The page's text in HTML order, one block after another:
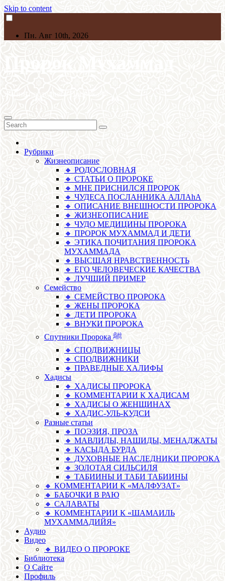
Skip to content
Пн. Авг 10th, 2026
Рубрики
Жизнеописание
🔸 РОДОСЛОВНАЯ
🔸 СТАТЬИ О ПРОРОКЕ
🔸 МНЕ ПРИСНИЛСЯ ПРОРОК
🔸 ЧУДЕСА ПОСЛАННИКА АЛЛАhА
🔸 ОПИСАНИЕ ВНЕШНОСТИ ПРОРОКА
🔸 ЖИЗНЕОПИСАНИЕ
🔸 ЧУДО МЕДИЦИНЫ ПРОРОКА
🔸 ПРОРОК МУХАММАД И ДЕТИ
🔸 ЭТИКА ПОЧИТАНИЯ ПРОРОКА
МУХАММАДА
🔸 ВЫСШАЯ НРАВСТВЕННОСТЬ
🔸 ЕГО ЧЕЛОВЕЧЕСКИЕ КАЧЕСТВА
🔸 ЛУЧШИЙ ПРИМЕР
Семейство
🔸 СЕМЕЙСТВО ПРОРОКА
🔸 ЖЕНЫ ПРОРОКА
🔸 ДЕТИ ПРОРОКА
🔸 ВНУКИ ПРОРОКА
Спутники Пророка ﷺ
🔸 СПОДВИЖНИЦЫ
🔸 СПОДВИЖНИКИ
🔸 ПРАВЕДНЫЕ ХАЛИФЫ
Хадисы
🔸 ХАДИСЫ ПРОРОКА
🔸 КОММЕНТАРИИ К ХАДИСАМ
🔸 ХАДИСЫ О ЖЕНЩИНАХ
🔸 ХАДИС-УЛЬ-КУДСИ
Разные статьи
🔸 ПОЭЗИЯ, ПРОЗА
🔸 МАВЛИДЫ, НАШИДЫ, МЕНАДЖАТЫ
🔸 КАСЫДА БУРДА
🔸 ДУХОВНЫЕ НАСЛЕДНИКИ ПРОРОКА
🔸 ЗОЛОТАЯ СИЛЬСИЛЯ
🔸 ТАБИИНЫ И ТАБИ ТАБИИНЫ
🔸 КОММЕНТАРИИ К «МАЛФУЗАТ»
🔸 БАБОЧКИ В РАЮ
🔸 САЛАВАТЫ
🔸 КОММЕНТАРИИ К «ШАМАИЛЬ
МУХАММАДИЙЯ»
Аудио
Видео
🔸 ВИДЕО О ПРОРОКЕ
Библиотека
О Сайте
Профиль